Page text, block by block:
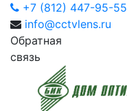
+7 (812) 447-95-55
info@cctvlens.ru
Обратная
связь